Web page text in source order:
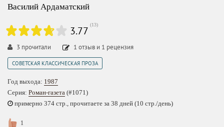
Василий Ардаматский
3.77 (13)
3 прочитали 1 отзыв и 1 рецензия
СОВЕТСКАЯ КЛАССИЧЕСКАЯ ПРОЗА
Год выхода: 1987
Серия: Роман-газета (#1071)
примерно 374 стр., прочитаете за 38 дней (10 стр./день)
1